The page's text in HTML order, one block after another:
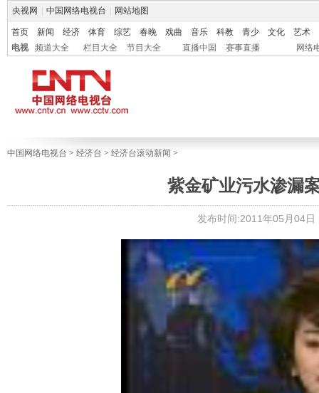
央视网 中国网络电视台 网站地图
首页 新闻 经济 体育 综艺 春晚 戏曲 音乐 科教 青少 文化
艺术
电视
频道大全 栏目大全 节目大全 直播中国 赛事直播 网络
中国网络电视台 > 经济台 > 经济台滚动新闻 >
紫金矿业污水渗漏
发布时间:2011年05月04